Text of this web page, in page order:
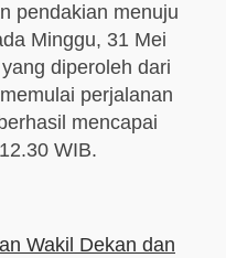
pendakian menuju
Minggu, 31 Mei
diperoleh dari
perjalanan
mencapai
WIB.
Wakil Dekan dan